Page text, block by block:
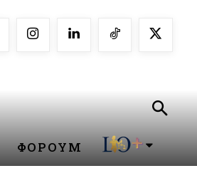
ΦΟΡΟΥΜ